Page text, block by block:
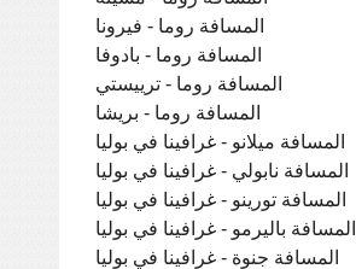
المسافة روما - فيرونا
المسافة روما - بادوفا
المسافة روما - ترييستي
المسافة روما - بريشا
المسافة ميلانو - غرافينا في بوليا
المسافة نابولي - غرافينا في بوليا
المسافة تورينو - غرافينا في بوليا
المسافة باليرمو - غرافينا في بوليا
المسافة جنوة - غرافينا في بوليا